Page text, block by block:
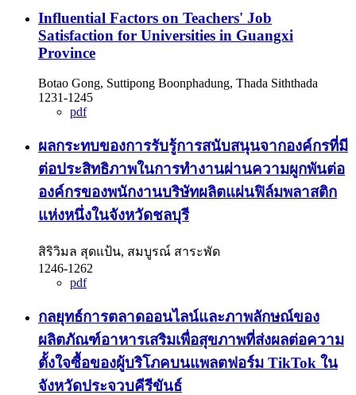
Influential Factors on Teachers' Job
Satisfaction for Universities in Guangxi
Province
Botao Gong, Suttipong Boonphadung, Thada Siththada
1231-1245
pdf
ผลกระทบของการรับรู้การสนับสนุนจากองค์กรที่มี
ต่อประสิทธิภาพในการทำงานผ่านความผูกพันต่อ
องค์กรของพนักงานบริษัทผลิตแผ่นฟิล์มพลาสติก
แห่งหนึ่งในจังหวัดชลบุรี
สิริวิมล สุดแป้น, สมบูรณ์ สาระพัด
1246-1262
pdf
กลยุทธ์การตลาดออนไลน์และภาพลักษณ์ของ
ผลิตภัณฑ์อาหารเสริมเพื่อสุขภาพที่ส่งผลต่อความ
ตั้งใจซื้อของผู้บริโภคบนแพลตฟอร์ม TikTok ใน
จังหวัดประจวบคีรีขันธ์